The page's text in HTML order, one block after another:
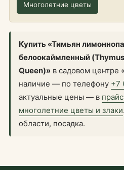
Многолетние цветы
Купить «Тимьян
белоокаймленный
Queen)» в садовом центре
наличие — по телефону +7
актуальные цены — в
многолетние цветы и злаки
области, посадка.